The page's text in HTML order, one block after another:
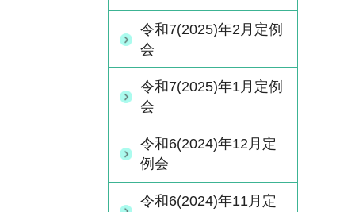
令和7(2025)年2月定例
会
令和7(2025)年1月定例
会
令和6(2024)年12月定
例会
令和6(2024)年11月定